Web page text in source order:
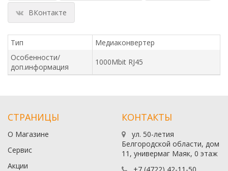
ВКонтакте
Тип
Медиаконвертер
Особенности/
доп.информация
1000Mbit RJ45
СТРАНИЦЫ
О Магазине
Сервис
Акции
КОНТАКТЫ
ул. 50-летия
Белгородской области, дом
11, универмаг Маяк, 0 этаж